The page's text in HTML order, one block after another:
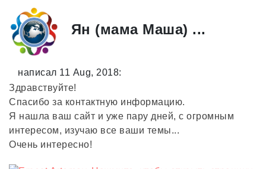
Ян (мама Маша) ...
написал 11 Aug, 2018:
Здравствуйте!
Спасибо за контактную информацию.
Я нашла ваш сайт и уже пару дней, с огромным
интересом, изучаю все ваши темы...
Очень интересно!